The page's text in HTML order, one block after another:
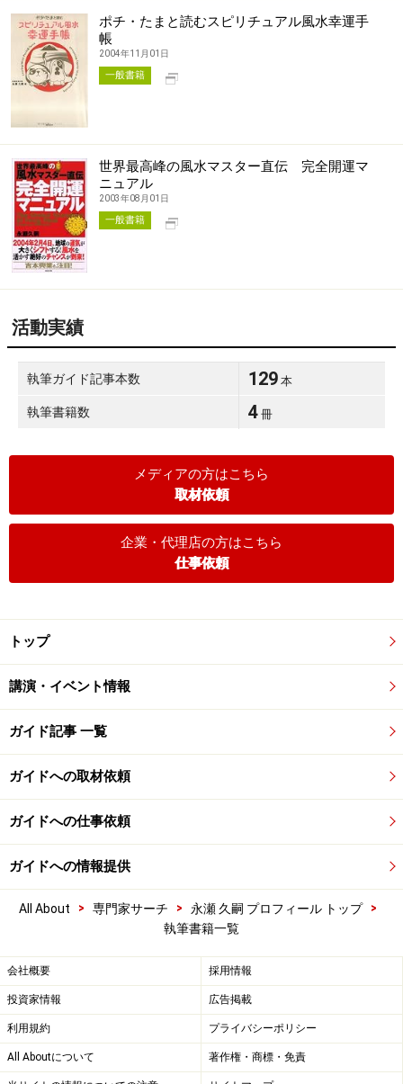
ポチ・たまと読むスピリチュアル風水幸運手
帳
2004年11月01日
一般書籍
世界最高峰の風水マスター直伝 完全開運マ
ニュアル
2003年08月01日
一般書籍
活動実績
執筆ガイド記事本数 129 本
執筆書籍数 4 冊
メディアの方はこちら
取材依頼
企業・代理店の方はこちら
仕事依頼
トップ
講演・イベント情報
ガイド記事 一覧
ガイドへの取材依頼
ガイドへの仕事依頼
ガイドへの情報提供
All About > 専門家サーチ > 永瀬 久嗣 プロフィール トップ
>
執筆書籍一覧
会社概要 採用情報
投資家情報 広告掲載
利用規約 プライバシーポリシー
All Aboutについて 著作権・商標・免責